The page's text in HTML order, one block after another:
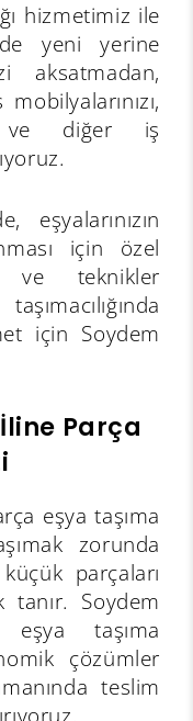
hizmetimiz ile
yeni yerine
aksatmadan,
ve diğer iş
eşyalarınızın
için özel
ve teknikler
için Soydem
Parça
eşya taşıma
zorunda
parçaları
tanır. Soydem
taşıma
çözümler
teslim